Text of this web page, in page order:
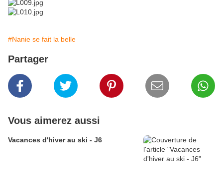
#Nanie se fait la belle
Partager
Vous aimerez aussi
Vacances d'hiver au ski - J6